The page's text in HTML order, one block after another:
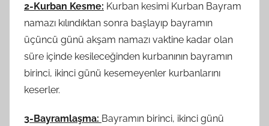
2-Kurban Kesme: Kurban kesimi Kurban Bayram
namazı kılındıktan sonra başlayıp bayramın
üçüncü günü akşam namazı vaktine kadar olan
süre içinde kesileceğinden kurbanının bayramın
birinci, ikinci günü kesemeyenler kurbanlarını
keserler.
3-Bayramlaşma: Bayramın birinci, ikinci günü